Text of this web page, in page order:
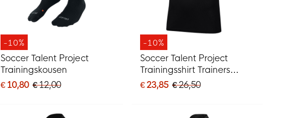
-10%
Soccer Talent Project
Trainingskousen
€ 10,80 € 12,00
-10%
Soccer Talent Project
Trainingsshirt Trainers
Zwart
€ 23,85 € 26,50